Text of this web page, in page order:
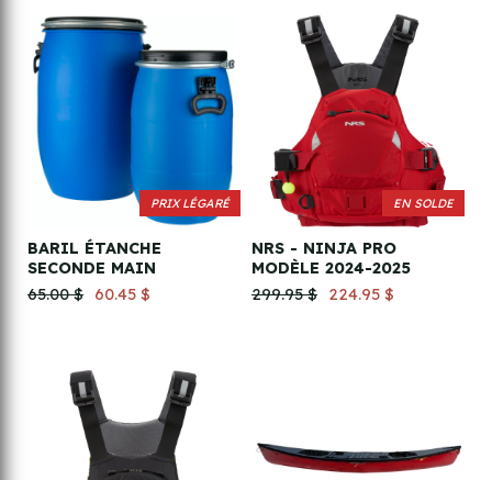
PRIX LÉGARÉ
BARIL ÉTANCHE
SECONDE MAIN
65.00 $
60.45 $
EN SOLDE
NRS - NINJA PRO
MODÈLE 2024-2025
299.95 $
224.95 $